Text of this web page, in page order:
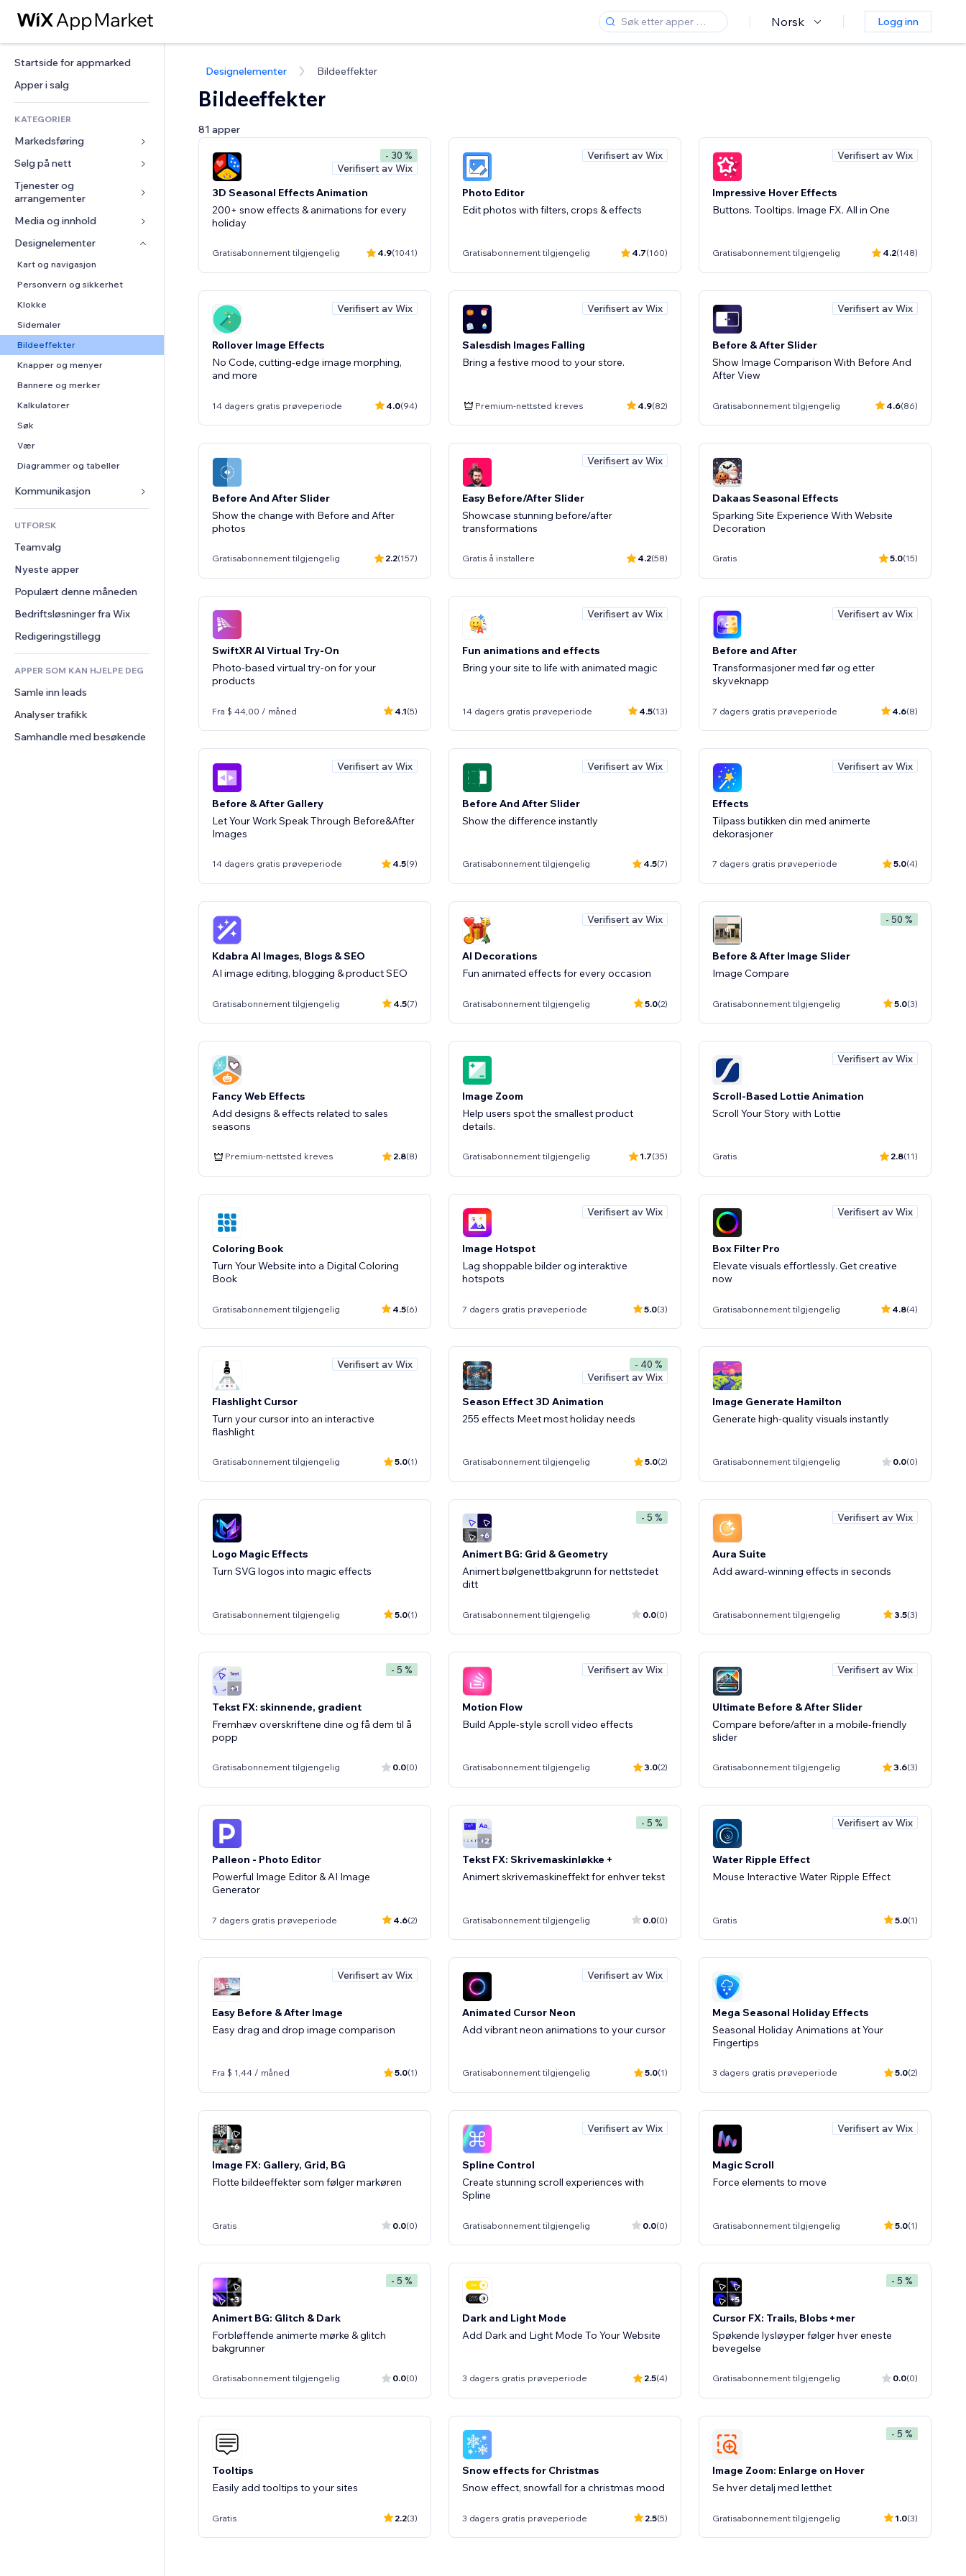
Norsk Logg inn
Startside for appmarked
Apper i salg
KATEGORIER
Markedsføring
Annonser
Mobil
Analyser
Sosiale medier
SEO
Engasjement
Nettstedsoppføringer
E-post
Konvertering
Selg på nett
Apper for butikker
Frakt og levering
Selg-knapper
Nettkurs
On-demand-utskrift
Regnskap
Kuponger og fordelsprogram
Lagerløsninger
Dropshipping
Priser og abonnement
Folkefinansiering
Mat og drikke
Tjenester og
arrangementer
Hoteller
Arrangementer
Restauranter
Eiendom
Bookinger
Media og innhold
Galleri
Musikk
Podkaster
Fotografi
Video
PDF
Fildeling
Nyheter
Innholdstjenester
Teksteffekter
Designelementer
Kart og navigasjon
Personvern og sikkerhet
Klokke
Sidemaler
Bildeeffekter
Knapper og menyer
Bannere og merker
Kalkulatorer
Søk
Vær
Diagrammer og tabeller
Skjemaer
Avstemninger
Chat
Kommentarer
Telefon
Samfunn
Anmeldelser og
UTFORSK
Teamvalg
Nyeste apper
Populært denne måneden
Bedriftsløsninger fra Wix
Redigeringstillegg
APPER SOM KAN HJELPE DEG
Samle inn leads
Analyser trafikk
Samhandle med besøkende
Designelementer Bildeeffekter
Bildeeffekter
81 apper
- 30 %
Verifisert av Wix
3D Seasonal Effects Animation
200+ snow effects & animations for every
holiday
Gratisabonnement tilgjengelig 4.9(1041)
Verifisert av Wix
Photo Editor
Edit photos with filters, crops & effects
Gratisabonnement tilgjengelig 4.7(160)
Verifisert av Wix
Impressive Hover Effects
Buttons. Tooltips. Image FX. All in One
Gratisabonnement tilgjengelig 4.2(148)
Verifisert av Wix
Rollover Image Effects
No Code, cutting-edge image morphing,
and more
14 dagers gratis prøveperiode 4.0(94)
Verifisert av Wix
Salesdish Images Falling
Bring a festive mood to your store.
Premium-nettsted kreves 4.9(82)
Verifisert av Wix
Before & After Slider
Show Image Comparison With Before And
After View
Gratisabonnement tilgjengelig 4.6(86)
Before And After Slider
Show the change with Before and After
photos
Gratisabonnement tilgjengelig 2.2(157)
Verifisert av Wix
Easy Before/After Slider
Showcase stunning before/after
transformations
Gratis å installere 4.2(58)
Dakaas Seasonal Effects
Sparking Site Experience With Website
Decoration
Gratis 5.0(15)
SwiftXR AI Virtual Try-On
Photo-based virtual try-on for your
products
Fra $ 44,00 / måned 4.1(5)
Verifisert av Wix
Fun animations and effects
Bring your site to life with animated magic
14 dagers gratis prøveperiode 4.5(13)
Verifisert av Wix
Before and After
Transformasjoner med før og etter
skyveknapp
7 dagers gratis prøveperiode 4.6(8)
Verifisert av Wix
Before & After Gallery
Let Your Work Speak Through Before&After
Images
14 dagers gratis prøveperiode 4.5(9)
Verifisert av Wix
Before And After Slider
Show the difference instantly
Gratisabonnement tilgjengelig 4.5(7)
Verifisert av Wix
Effects
Tilpass butikken din med animerte
dekorasjoner
7 dagers gratis prøveperiode 5.0(4)
Kdabra AI Images, Blogs & SEO
AI image editing, blogging & product SEO
Gratisabonnement tilgjengelig 4.5(7)
Verifisert av Wix
AI Decorations
Fun animated effects for every occasion
Gratisabonnement tilgjengelig 5.0(2)
- 50 %
Before & After Image Slider
Image Compare
Gratisabonnement tilgjengelig 5.0(3)
Fancy Web Effects
Add designs & effects related to sales
seasons
Premium-nettsted kreves 2.8(8)
Image Zoom
Help users spot the smallest product
details.
Gratisabonnement tilgjengelig 1.7(35)
Verifisert av Wix
Scroll-Based Lottie Animation
Scroll Your Story with Lottie
Gratis 2.8(11)
Coloring Book
Turn Your Website into a Digital Coloring
Book
Gratisabonnement tilgjengelig 4.5(6)
Verifisert av Wix
Image Hotspot
Lag shoppable bilder og interaktive
hotspots
7 dagers gratis prøveperiode 5.0(3)
Verifisert av Wix
Box Filter Pro
Elevate visuals effortlessly. Get creative
now
Gratisabonnement tilgjengelig 4.8(4)
Verifisert av Wix
Flashlight Cursor
Turn your cursor into an interactive
flashlight
Gratisabonnement tilgjengelig 5.0(1)
- 40 %
Verifisert av Wix
Season Effect 3D Animation
255 effects Meet most holiday needs
Gratisabonnement tilgjengelig 5.0(2)
Image Generate Hamilton
Generate high-quality visuals instantly
Gratisabonnement tilgjengelig 0.0(0)
Logo Magic Effects
Turn SVG logos into magic effects
Gratisabonnement tilgjengelig 5.0(1)
- 5 %
Animert BG: Grid & Geometry
Animert bølgenettbakgrunn for nettstedet
ditt
Gratisabonnement tilgjengelig 0.0(0)
Verifisert av Wix
Aura Suite
Add award-winning effects in seconds
Gratisabonnement tilgjengelig 3.5(3)
- 5 %
Tekst FX: skinnende, gradient
Fremhæv overskriftene dine og få dem til å
popp
Gratisabonnement tilgjengelig 0.0(0)
Verifisert av Wix
Motion Flow
Build Apple-style scroll video effects
Gratisabonnement tilgjengelig 3.0(2)
Verifisert av Wix
Ultimate Before & After Slider
Compare before/after in a mobile-friendly
slider
Gratisabonnement tilgjengelig 3.6(3)
Palleon - Photo Editor
Powerful Image Editor & AI Image
Generator
7 dagers gratis prøveperiode 4.6(2)
- 5 %
Tekst FX: Skrivemaskinløkke +
Animert skrivemaskineffekt for enhver tekst
Gratisabonnement tilgjengelig 0.0(0)
Verifisert av Wix
Water Ripple Effect
Mouse Interactive Water Ripple Effect
Gratis 5.0(1)
Verifisert av Wix
Easy Before & After Image
Easy drag and drop image comparison
Fra $ 1,44 / måned 5.0(1)
Verifisert av Wix
Animated Cursor Neon
Add vibrant neon animations to your cursor
Gratisabonnement tilgjengelig 5.0(1)
Mega Seasonal Holiday Effects
Seasonal Holiday Animations at Your
Fingertips
3 dagers gratis prøveperiode 5.0(2)
Image FX: Gallery, Grid, BG
Flotte bildeeffekter som følger markøren
Gratis 0.0(0)
Verifisert av Wix
Spline Control
Create stunning scroll experiences with
Spline
Gratisabonnement tilgjengelig 0.0(0)
Verifisert av Wix
Magic Scroll
Force elements to move
Gratisabonnement tilgjengelig 5.0(1)
- 5 %
Animert BG: Glitch & Dark
Forbløffende animerte mørke & glitch
bakgrunner
Gratisabonnement tilgjengelig 0.0(0)
Dark and Light Mode
Add Dark and Light Mode To Your Website
3 dagers gratis prøveperiode 2.5(4)
- 5 %
Cursor FX: Trails, Blobs +mer
Spøkende lysløyper følger hver eneste
bevegelse
Gratisabonnement tilgjengelig 0.0(0)
Tooltips
Easily add tooltips to your sites
Gratis 2.2(3)
Snow effects for Christmas
Snow effect, snowfall for a christmas mood
3 dagers gratis prøveperiode 2.5(5)
- 5 %
Image Zoom: Enlarge on Hover
Se hver detalj med letthet
Gratisabonnement tilgjengelig 1.0(3)